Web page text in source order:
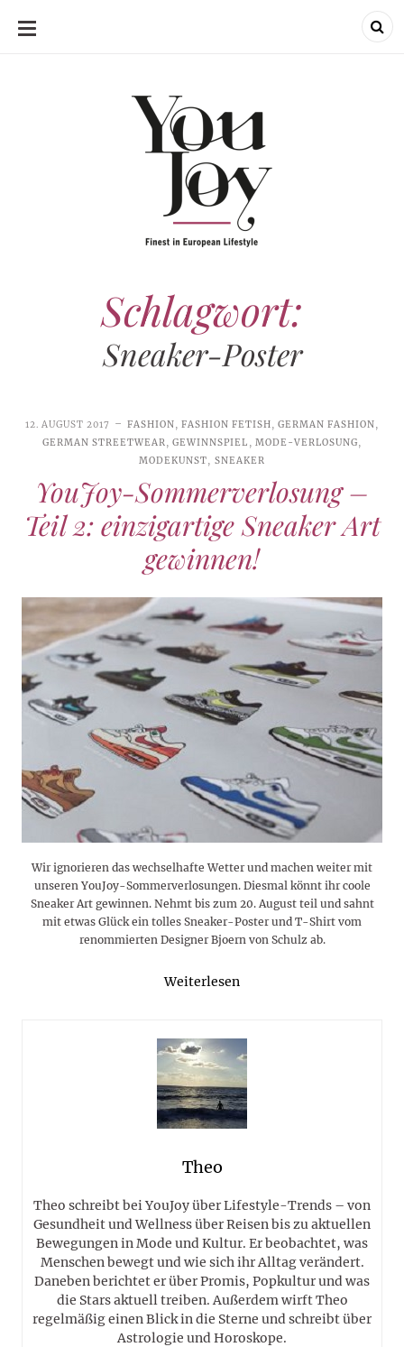
SKIP
Schlagwort:
Sneaker-Poster
12. AUGUST 2017 FASHION, FASHION FETISH,GERMAN FASHION,
GERMAN STREETWEAR,GEWINNSPIEL , MODE-VERLOSUNG,
MODEKUNST, SNEAKER
YouJoy-Sommerverlosung –
Teil 2: einzigartige Sneaker Art
gewinnen!
Wir ignorieren das wechselhafte Wetter und machen weiter mit
unseren YouJoy-Sommerverlosungen. Diesmal könnt ihr coole
Sneaker Art gewinnen. Nehmt bis zum 20. August teil und sahnt
mit etwas Glück ein tolles Sneaker-Poster und T-Shirt vom
renommierten Designer Bjoern von Schulz ab.
Weiterlesen
Theo
Theo schreibt bei YouJoy über Lifestyle-Trends – von
Gesundheit und Wellness über Reisen bis zu aktuellen
Bewegungen in Mode und Kultur. Er beobachtet, was
Menschen bewegt und wie sich ihr Alltag verändert.
Daneben berichtet er über Promis, Popkultur und was
die Stars aktuell treiben. Außerdem wirft Theo
regelmäßig einen Blick in die Sterne und schreibt über
Astrologie und Horoskope.